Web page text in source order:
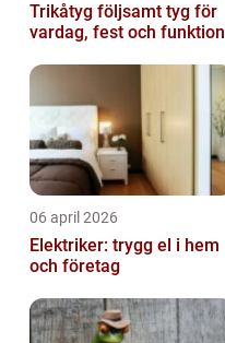
Trikåtyg följsamt tyg för
vardag, fest och funktion
06 april 2026
Elektriker: trygg el i hem
och företag